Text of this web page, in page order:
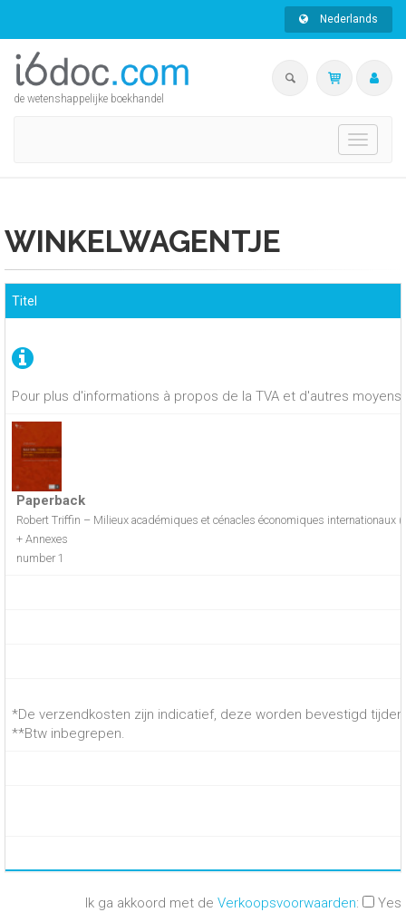
Nederlands
de wetenshappelijke boekhandel
Toggle
WINKELWAGENTJE
Pour plus d'informations à propos de la TVA et d'autres
Titel
Paperback
Robert Triffin – Milieux académiques et cénacles économiques internationaux
+ Annexes
number 1
*De verzendkosten zijn indicatief, deze worden bevestigd
**Btw inbegrepen.
Ik ga akkoord met de Verkoopsvoorwaarden: Yes